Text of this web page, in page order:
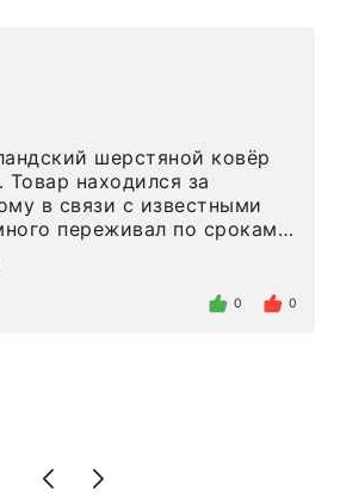
шерстяной ковёр
находился за
в связи с известными
переживал по срокам.
ровно в
договоре время, без
всяких похвал. Выглядит
0 0